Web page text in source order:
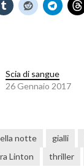
Scia di sangue
26 Gennaio 2017
notte gialli
Linton thriller